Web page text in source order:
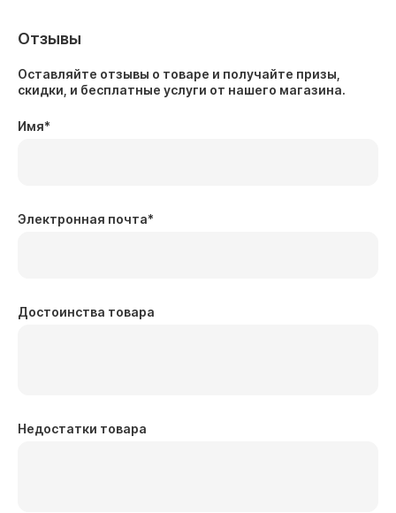
Отзывы
Оставляйте отзывы о товаре и получайте призы,
скидки, и бесплатные услуги от нашего магазина.
Имя*
Электронная почта*
Достоинства товара
Недостатки товара